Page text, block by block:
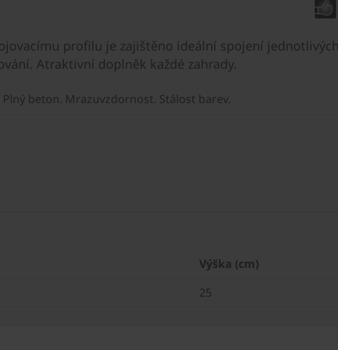
profilu je zajištěno ideální spojení
Atraktivní doplněk každé zahrady.
Plný beton. Mrazuvzdornost. Stálost barev.
Výška (cm)
25